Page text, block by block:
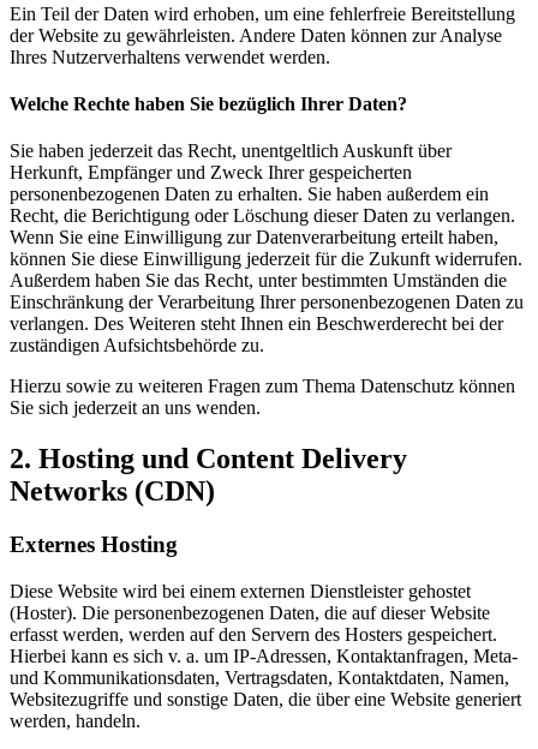
Ein Teil der Daten wird erhoben, um eine fehlerfreie Bereitstellung
der Website zu gewährleisten. Andere Daten können zur Analyse
Ihres Nutzerverhaltens verwendet werden.
Welche Rechte haben Sie bezüglich Ihrer Daten?
Sie haben jederzeit das Recht, unentgeltlich Auskunft über
Herkunft, Empfänger und Zweck Ihrer gespeicherten
personenbezogenen Daten zu erhalten. Sie haben außerdem ein
Recht, die Berichtigung oder Löschung dieser Daten zu verlangen.
Wenn Sie eine Einwilligung zur Datenverarbeitung erteilt haben,
können Sie diese Einwilligung jederzeit für die Zukunft widerrufen.
Außerdem haben Sie das Recht, unter bestimmten Umständen die
Einschränkung der Verarbeitung Ihrer personenbezogenen Daten zu
verlangen. Des Weiteren steht Ihnen ein Beschwerderecht bei der
zuständigen Aufsichtsbehörde zu.
Hierzu sowie zu weiteren Fragen zum Thema Datenschutz können
Sie sich jederzeit an uns wenden.
2. Hosting und Content Delivery
Networks (CDN)
Externes Hosting
Diese Website wird bei einem externen Dienstleister gehostet
(Hoster). Die personenbezogenen Daten, die auf dieser Website
erfasst werden, werden auf den Servern des Hosters gespeichert.
Hierbei kann es sich v. a. um IP-Adressen, Kontaktanfragen, Meta-
und Kommunikationsdaten, Vertragsdaten, Kontaktdaten, Namen,
Websitezugriffe und sonstige Daten, die über eine Website generiert
werden, handeln.